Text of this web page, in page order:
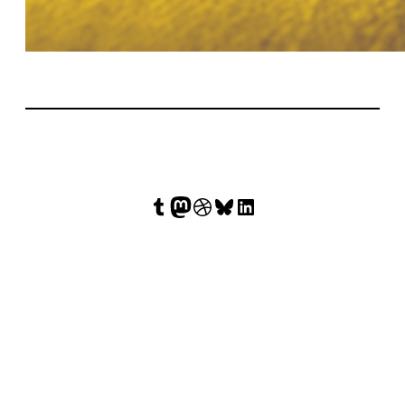
Tumblr Mastodon Dribbble Bluesky LinkedIn